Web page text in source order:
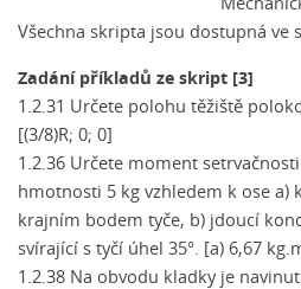
Všechna skripta jsou dostupná ve
Zadání příkladů ze skript [3]
1.2.31 Určete polohu těžiště
[(3/8)R; 0; 0]
1.2.36 Určete moment
hmotnosti 5 kg vzhledem k ose a)
krajním bodem tyče, b) jdoucí
svírající s tyčí úhel 35°. [a) 6,67
1.2.38 Na obvodu kladky je